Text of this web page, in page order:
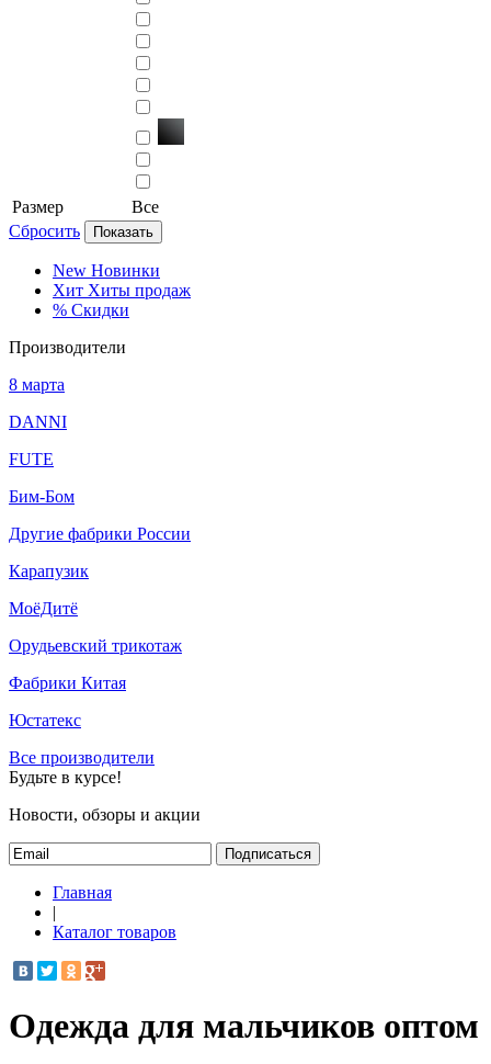
Размер
Все
Сбросить
Показать
New Новинки
Хит Хиты продаж
% Скидки
Производители
8 марта
DANNI
FUTE
Бим-Бом
Другие фабрики России
Карапузик
МоёДитё
Орудьевский трикотаж
Фабрики Китая
Юстатекс
Все производители
Будьте в курсе!
Новости, обзоры и акции
Подписаться
Главная
|
Каталог товаров
Одежда для мальчиков оптом